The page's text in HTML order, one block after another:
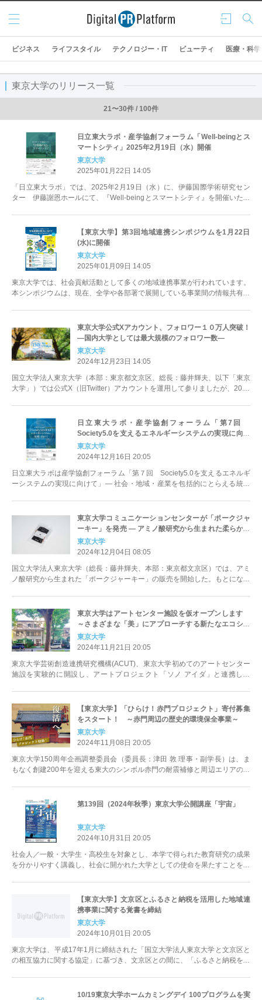
ログ
イン
検索
メニ
ュー
ビジネス ライフスタイル テクノロジー・IT ビューティ 医療・科学
東京大学のリリース一覧
21〜30件 / 100件
日立東大ラボ・産学協創フォーラム「Well-beingとス
マートシティ」2025年2月19日（水）開催
東京大学
2025年01月22日 14:05
「日立東大ラボ」では、2025年2月19日（水）に、伊藤国際学術研究セン
ター 伊藤謝恩ホールにて、『Well-beingとスマートシティ』を開催いたし
【東京大学】第3回地域連携シンポジウムを1月22日
(水)に開催
東京大学
2025年01月09日 14:05
東京大学では、社会貢献活動として多くの地域連携事業が行われています。
本シンポジウムは、現在、全学や各部署で展開している事業間の情報共有の
東京大学公式Xアカウント、フォロワー１０万人突破！
―国内大学としては最大規模のフォロワー数―
東京大学
2024年12月23日 14:05
国立大学法人東京大学（本部：東京都文京区、総長：藤井輝夫、以下「東京
大学」）では公式X（旧Twitter）アカウントを運用して参りましたが、2024
日立東大ラボ・産学協創フォーラム「第7回
Society5.0を支えるエネルギーシステムの実現に向け
て」-- 社会・地域・産業を包括的にとらえる統合的ト
ランジションの推進--（2025年1月10日（金）開催）
東京大学
2024年12月16日 20:05
日立東大ラボは産学協創フォーラム「第７回 Society5.0を支えるエネルギ
ーシステムの実現に向けて」― 社会・地域・産業を包括的にとらえる統合
東京大学コミュニケーションセンターが「ポークジャ
ーキー」を発売 ― アミノ酸研究から生まれた柔らかい
霜降り豚肉
東京大学
2024年12月04日 08:05
国立大学法人東京大学（総長：藤井輝夫、本部：東京都文京区）では、アミ
ノ酸研究から生まれた「ポークジャーキー」の販売を開始した。もとになっ
東京大学はアートセンター施設を仮オープンします
～さまざまな「美」にアプローチする新たなエコシス
テムのために～
東京大学
2024年11月21日 20:05
東京大学芸術創造連携研究機構(ACUT)、東京大学初めてのアートセンター
施設を実験的に開設し、アートプロジェクト「ソノ アイダ」と連携しま
【東京大学】「ひらけ！赤門プロジェクト」寄付募集
をスタート！ ～赤門周辺の歴史的環境保全事業～
東京大学
2024年11月08日 20:05
東京大学150周年企画調整委員会（委員長：津田 敦 理事・副学長）は、ま
もなく創建200年を迎える東大のシンボル赤門の耐震補修と周辺エリアの環
第139回（2024年秋季）東京大学公開講座「宇宙」
東京大学
2024年10月31日 20:05
社会人／一般・大学生・高校生を対象とし、本学で得られた教育研究の成果
を分かりやすく講義し、社会に開かれた大学としての使命を果たすことを目
【東京大学】文京区とふるさと納税を活用した地域連
携事業に関する覚書を締結
東京大学
2024年10月01日 20:05
東京大学は、平成17年1月に締結された「国立大学法人東京大学と文京区と
の相互協力に関する協定」に基づき、文京区との間に、「ふるさと納税を活
10/19東京大学ホームカミングデイ 100プログラムを実